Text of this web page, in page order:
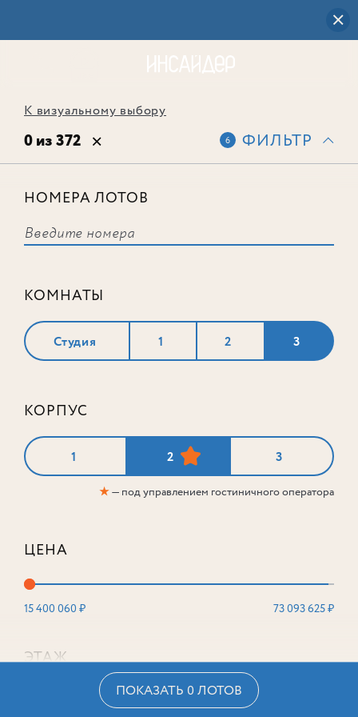
К визуальному выбору
0 из 372 6 ФИЛЬТР
НОМЕРА ЛОТОВ
КОМНАТЫ
Студия 1 2 3
КОРПУС
1 2 3
★— под управлением гостиничного оператора
ЦЕНА
15 400 060 ₽ 73 093 625 ₽
ЭТАЖ
ПОКАЗАТЬ 0 ЛОТОВ
соответствует ни одного лота